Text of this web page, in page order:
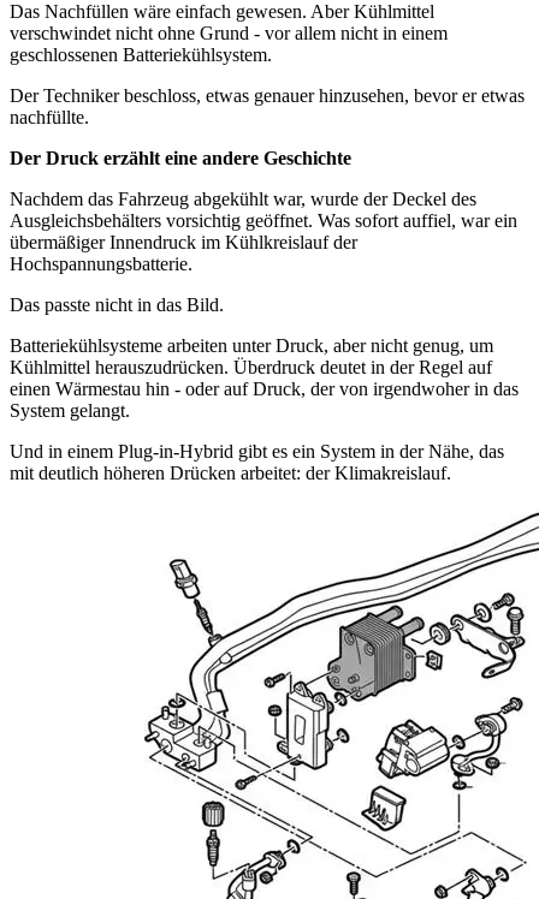
Das Nachfüllen wäre einfach gewesen. Aber Kühlmittel
verschwindet nicht ohne Grund - vor allem nicht in einem
geschlossenen Batteriekühlsystem.
Der Techniker beschloss, etwas genauer hinzusehen, bevor er etwas
nachfüllte.
Der Druck erzählt eine andere Geschichte
Nachdem das Fahrzeug abgekühlt war, wurde der Deckel des
Ausgleichsbehälters vorsichtig geöffnet. Was sofort auffiel, war ein
übermäßiger Innendruck im Kühlkreislauf der
Hochspannungsbatterie.
Das passte nicht in das Bild.
Batteriekühlsysteme arbeiten unter Druck, aber nicht genug, um
Kühlmittel herauszudrücken. Überdruck deutet in der Regel auf
einen Wärmestau hin - oder auf Druck, der von irgendwoher in das
System gelangt.
Und in einem Plug-in-Hybrid gibt es ein System in der Nähe, das
mit deutlich höheren Drücken arbeitet: der Klimakreislauf.